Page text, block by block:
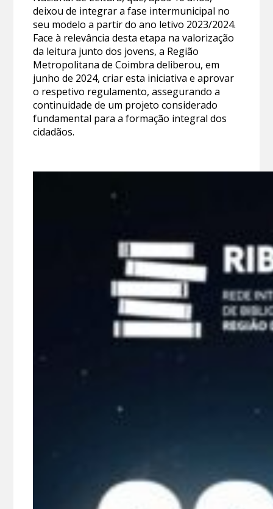
deixou de integrar a fase intermunicipal no
seu modelo a partir do ano letivo 2023/2024.
Face à relevância desta etapa na valorização
da leitura junto dos jovens, a Região
Metropolitana de Coimbra deliberou, em
junho de 2024, criar esta iniciativa e aprovar
o respetivo regulamento, assegurando a
continuidade de um projeto considerado
fundamental para a formação integral dos
cidadãos.